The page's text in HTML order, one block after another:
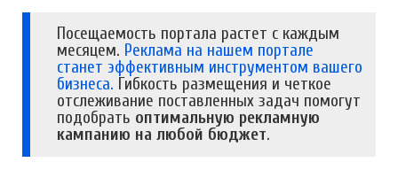
Посещаемость портала растет с каждым
месяцем. Реклама на нашем портале
станет эффективным инструментом вашего
бизнеса. Гибкость размещения и четкое
отслеживание поставленных задач помогут
подобрать оптимальную рекламную
кампанию на любой бюджет.